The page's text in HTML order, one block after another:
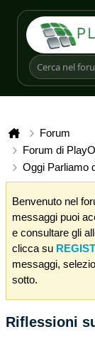
Forum
Forum di
Oggi Parliamo
Benvenuto nel
messaggi puoi
e consultare gli
clicca su
messaggi,
sotto.
Riflessioni